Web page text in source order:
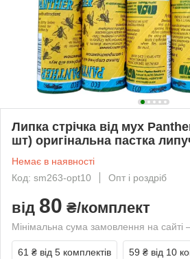
Липка стрічка від мух
шт) оригінальна пастка
Немає в наявності
Код: sm263-opt10
Опт і роздріб
від 80 ₴/комплект
Мінімальна сума замовлення на
61 ₴ від 5 комплектів 59 ₴ від 10